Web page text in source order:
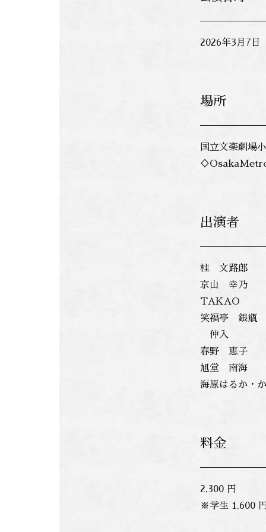
2026年3月7日
場所
国立文楽劇場
♢OsakaMetro
出演者
桂 文路郎
京山 幸乃
TAKAO
笑福亭 銀瓶
仲入
春野 恵子
旭堂 南海
海原はるか・
料金
2,300 円
※学生 1,600